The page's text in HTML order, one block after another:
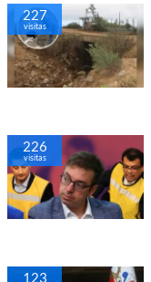
227
visitas
226
visitas
123